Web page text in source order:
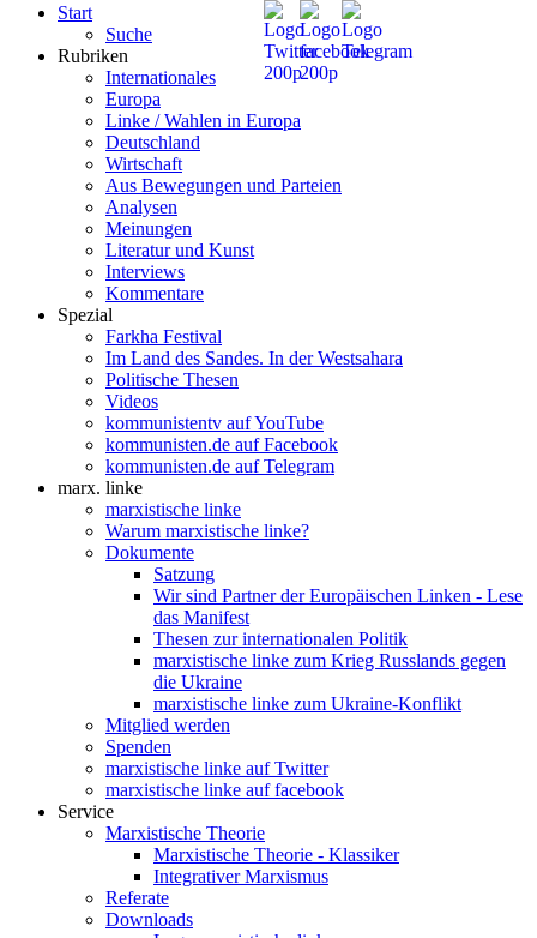
Start
Suche
Rubriken
Internationales
Europa
Linke / Wahlen in Europa
Deutschland
Wirtschaft
Aus Bewegungen und Parteien
Analysen
Meinungen
Literatur und Kunst
Interviews
Kommentare
Spezial
Farkha Festival
Im Land des Sandes. In der Westsahara
Politische Thesen
Videos
kommunistentv auf YouTube
kommunisten.de auf Facebook
kommunisten.de auf Telegram
marx. linke
marxistische linke
Warum marxistische linke?
Dokumente
Satzung
Wir sind Partner der Europäischen Linken - Lese
das Manifest
Thesen zur internationalen Politik
marxistische linke zum Krieg Russlands gegen
die Ukraine
marxistische linke zum Ukraine-Konflikt
Mitglied werden
Spenden
marxistische linke auf Twitter
marxistische linke auf facebook
Service
Marxistische Theorie
Marxistische Theorie - Klassiker
Integrativer Marxismus
Referate
Downloads